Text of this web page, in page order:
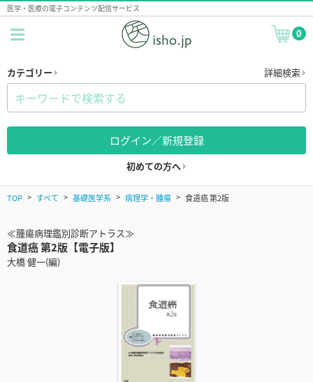
医学・医療の電子コンテンツ配信サービス
0
カテゴリー 詳細検索
ログイン／新規登録
初めての方へ
TOP すべて 基礎医学系 病理学・腫瘍 食道癌 第2版
≪腫瘍病理鑑別診断アトラス≫
食道癌 第2版【電子版】
大橋 健一(編)